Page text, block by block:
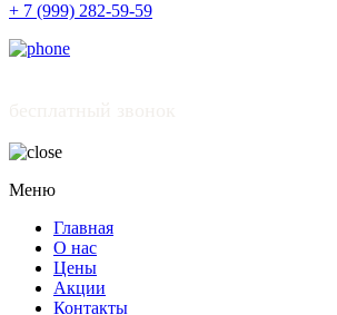
+ 7 (999) 282-59-59
Меню
Главная
О нас
Цены
Акции
Контакты